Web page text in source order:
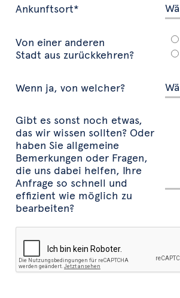
Ankunftsort*
Von einer anderen
Stadt aus zurückkehren?
Wenn ja, von welcher?
Gibt es sonst noch etwas,
das wir wissen sollten? Oder
haben Sie allgemeine
Bemerkungen oder Fragen,
die uns dabei helfen, Ihre
Anfrage so schnell und
effizient wie möglich zu
bearbeiten?